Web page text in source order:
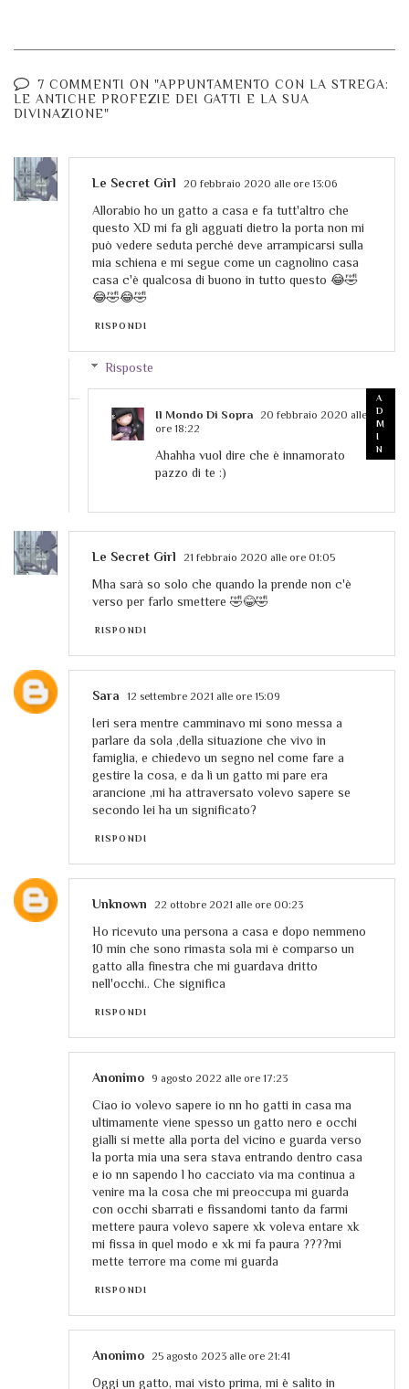
7 COMMENTI ON "APPUNTAMENTO CON LA STREGA:
LE ANTICHE PROFEZIE DEI GATTI E LA SUA
DIVINAZIONE"
Le Secret Girl 20 febbraio 2020 alle ore 13:06
Allorabio ho un gatto a casa e fa tutt'altro che
questo XD mi fa gli agguati dietro la porta non mi
può vedere seduta perché deve arrampicarsi sulla
mia schiena e mi segue come un cagnolino casa
casa c'è qualcosa di buono in tutto questo 😂🤣
😂🤣😂🤣
RISPONDI
Risposte
Il Mondo Di Sopra
20 febbraio 2020 alle
ore 18:22
Ahahha vuol dire che è innamorato
pazzo di te :)
Le Secret Girl 21 febbraio 2020 alle ore 01:05
Mha sarà so solo che quando la prende non c'è
verso per farlo smettere 🤣😂🤣
RISPONDI
Sara 12 settembre 2021 alle ore 15:09
Ieri sera mentre camminavo mi sono messa a
parlare da sola ,della situazione che vivo in
famiglia, e chiedevo un segno nel come fare a
gestire la cosa, e da lì un gatto mi pare era
arancione ,mi ha attraversato volevo sapere se
secondo lei ha un significato?
RISPONDI
Unknown 22 ottobre 2021 alle ore 00:23
Ho ricevuto una persona a casa e dopo nemmeno
10 min che sono rimasta sola mi è comparso un
gatto alla finestra che mi guardava dritto
nell'occhi.. Che significa
RISPONDI
Anonimo 9 agosto 2022 alle ore 17:23
Ciao io volevo sapere io nn ho gatti in casa ma
ultimamente viene spesso un gatto nero e occhi
gialli si mette alla porta del vicino e guarda verso
la porta mia una sera stava entrando dentro casa
e io nn sapendo l ho cacciato via ma continua a
venire ma la cosa che mi preoccupa mi guarda
con occhi sbarrati e fissandomi tanto da farmi
mettere paura volevo sapere xk voleva entare xk
mi fissa in quel modo e xk mi fa paura ????mi
mette terrore ma come mi guarda
RISPONDI
Anonimo 25 agosto 2023 alle ore 21:41
Oggi un gatto, mai visto prima, mi è salito in